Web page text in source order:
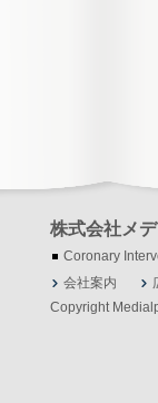
株式会社メ
Coronary
会社案内
Copyright